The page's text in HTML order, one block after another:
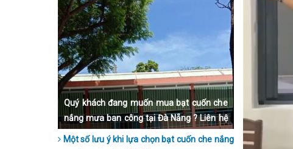
Quý khách đang muốn mua bạt cuốn che
nắng mưa ban công tại Đà Nẵng ? Liên hệ
ngay đến Hoà Phát Star qua số hotline để
Một số lưu ý khi lựa chọn bạt cuốn che nắng